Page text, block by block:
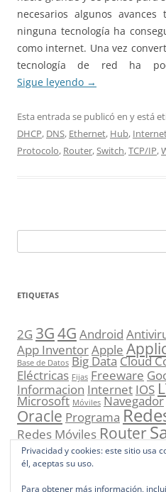
necesarios algunos avances
ninguna tecnología ha
como internet. Una vez
tecnología de red ha
Sigue leyendo →
Esta entrada se publicó en y está
DHCP, DNS, Ethernet, Hub,
Protocolo, Router,Switch,TCP/IP,
ETIQUETAS
2G 3G4G Android
App InventorApple
Base de Datos Big DataCloud
Eléctricas Fijas Freeware
Informacion Internet IOS
Microsoft Móviles Navegador
Oracle Programa
Redes Móviles Router
Sistema Operativo
Privacidad y cookies: este sitio usa
él, aceptas su uso.
Para obtener más información,